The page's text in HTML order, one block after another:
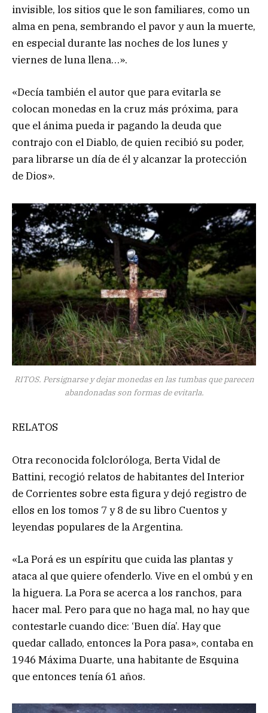
invisible, los sitios que le son familiares, como un
alma en pena, sembrando el pavor y aun la muerte,
en especial durante las noches de los lunes y
viernes de luna llena…».
«Decía también el autor que para evitarla se
colocan monedas en la cruz más próxima, para
que el ánima pueda ir pagando la deuda que
contrajo con el Diablo, de quien recibió su poder,
para librarse un día de él y alcanzar la protección
de Dios».
RITOS. Persignarse y dejar monedas en las tumbas que parecen
abandonadas son formas de evitarla.
RELATOS
Otra reconocida folcloróloga, Berta Vidal de
Battini, recogió relatos de habitantes del Interior
de Corrientes sobre esta figura y dejó registro de
ellos en los tomos 7 y 8 de su libro Cuentos y
leyendas populares de la Argentina.
«La Porá es un espíritu que cuida las plantas y
ataca al que quiere ofenderlo. Vive en el ombú y en
la higuera. La Pora se acerca a los ranchos, para
hacer mal. Pero para que no haga mal, no hay que
contestarle cuando dice: ‘Buen día’. Hay que
quedar callado, entonces la Pora pasa», contaba en
1946 Máxima Duarte, una habitante de Esquina
que entonces tenía 61 años.